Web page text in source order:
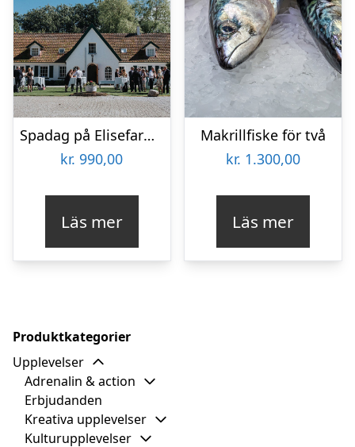
Spadag på Elisefarm för två
kr. 990,00
Läs mer
Makrillfiske för två
kr. 1.300,00
Läs mer
Produktkategorier
Upplevelser
Adrenalin & action
Erbjudanden
Kreativa upplevelser
Kulturupplevelser